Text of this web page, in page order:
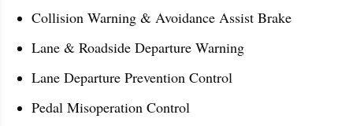
Collision Warning & Avoidance Assist Brake
Lane & Roadside Departure Warning
Lane Departure Prevention Control
Pedal Misoperation Control